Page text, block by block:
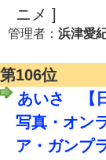
ニメ ]
管理者： 浜津愛
第106位
あいさ 【
写真・オン
ア・ガンプ